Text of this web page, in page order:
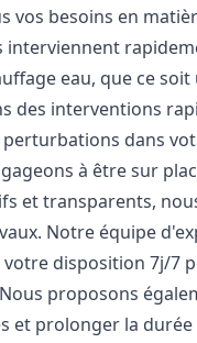
vos besoins en
interviennent
eau, que ce soit
des interventions
dans
à être sur
et transparents,
Notre équipe
votre disposition 7j/7
proposons
et prolonger la durée